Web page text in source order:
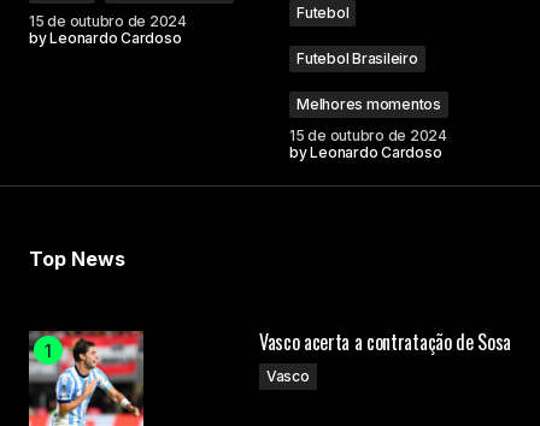
15 de outubro de 2024
byLeonardo Cardoso
Futebol
Futebol Brasileiro
Melhores momentos
15 de outubro de 2024
byLeonardo Cardoso
Top News
Vasco acerta a contratação de Sosa
Vasco